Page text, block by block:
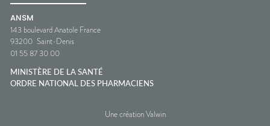
ANSM
143 boulevard Anatole France
93200 Saint-Denis
01 55 87 30 00
MINISTÈRE DE LA SANTÉ
ORDRE NATIONAL DES PHARMACIENS
Une création Valwin